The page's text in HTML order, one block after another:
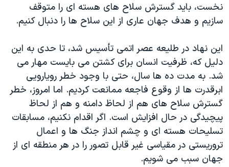
نخست، باید گسترش سلاح های هسته ای را متوقف
سازیم و هدف جهان عاری از این سلاح ها را دنبال کنیم.
این نهاد در طلیعه عصر اتمی تأسیس شد، تا حدی به این
دلیل که، ظرفیت انسان برای کشتن می بایست مهار می
شد. به مدت ده ها سال، حتی با وجود خطر رویارویی
ابرقدرت ها از وقوع فاجعه ممانعت کردیم. اما امروز، خطر
گسترش سلاح های هم از لحاظ دامنه و هم از لحاظ
پیچیدگی در حال افزایش است. اگر اقدام نکنیم، مسابقات
تسلیحات هسته ای و چشم انداز جنگ ها و اعمال
تروریستی در مقیاسی غیر قابل تصور را در هر منطقه ای از
جهان سبب می شویم.